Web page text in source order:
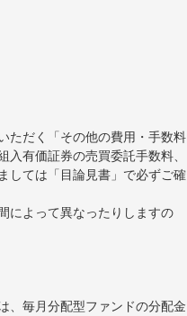
ただく「その他の費用・手数料
有価証券の売買委託手数料、
しては「目論見書」で必ずご確
によって異なったりしますの
、毎月分配型ファンドの分配金